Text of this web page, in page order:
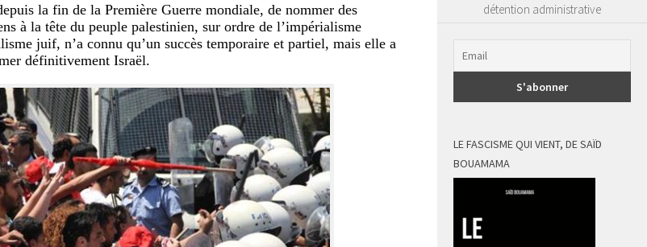
la fin de la Première Guerre mondiale, de nommer des
à la tête du peuple palestinien, sur ordre de l’impérialisme
juif, n’a connu qu’un succès temporaire et partiel, mais elle a
définitivement Israël.
détention administrative
LE FASCISME QUI VIENT, DE SAÏD
BOUAMAMA